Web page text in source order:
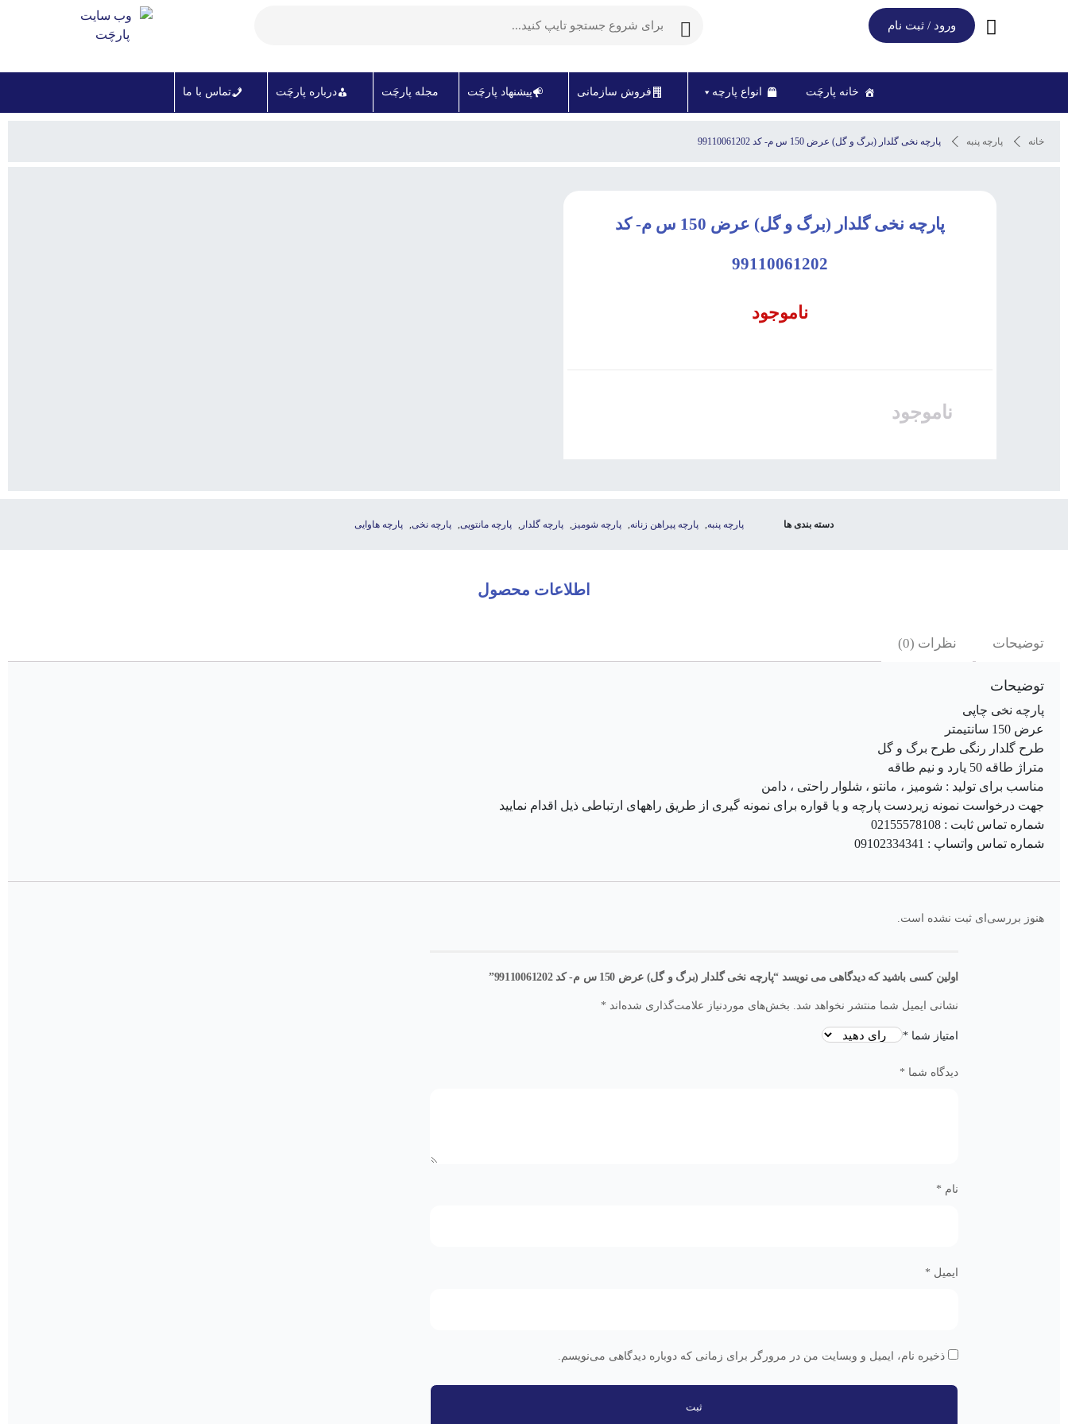
ورود / ثبت نام
خانه پارچَت انواع پارچه فروش سازمانی پیشنهاد پارچَت مجله پارچَت درباره پارچَت تماس با ما
خانه پارچه پنبه پارچه نخی گلدار (برگ و گل) عرض 150 س م- کد 99110061202
پارچه نخی گلدار (برگ و گل) عرض 150 س م- کد
99110061202
ناموجود
ناموجود
دسته بندی ها پارچه پنبه, پارچه پیراهن زنانه, پارچه شومیز , پارچه گلدار , پارچه مانتویی, پارچه نخی, پارچه هاوایی
اطلاعات محصول
توضیحات نظرات (0)
توضیحات
پارچه نخی چاپی
عرض 150 سانتیمتر
طرح گلدار رنگی طرح برگ و گل
متراژ طاقه 50 یارد و نیم طاقه
مناسب برای تولید : شومیز ، مانتو ، شلوار راحتی ، دامن
جهت درخواست نمونه زیردست پارچه و یا قواره برای نمونه گیری از طریق راههای ارتباطی ذیل اقدام نمایید
شماره تماس ثابت : 02155578108
شماره تماس واتساپ : 09102334341
هنوز بررسی‌ای ثبت نشده است.
اولین کسی باشید که دیدگاهی می نویسد “پارچه نخی گلدار (برگ و گل) عرض 150 س م- کد 99110061202”
نشانی ایمیل شما منتشر نخواهد شد. بخش‌های موردنیاز علامت‌گذاری شده‌اند *
امتیاز شما *
دیدگاه شما *
نام *
ایمیل *
ذخیره نام، ایمیل و وبسایت من در مرورگر برای زمانی که دوباره دیدگاهی می‌نویسم.